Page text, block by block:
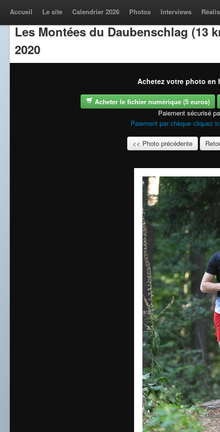
Accueil Le site Calendrier 2026 Photos Interviews
Les Montées du Daubenschlag (13
2020
Achetez votre photo en
Acheter le fichier numérique (5 euros)
Paiement sécurisé
Paiement par chèque cliquez
<< Photo précédente